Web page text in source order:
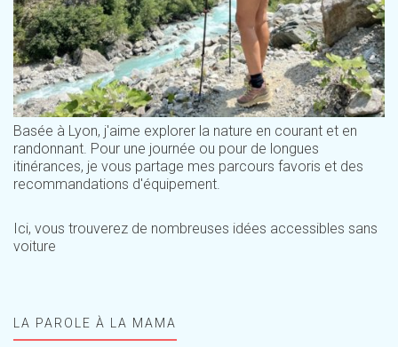
Basée à Lyon, j'aime explorer la nature en courant et en
randonnant. Pour une journée ou pour de longues
itinérances, je vous partage mes parcours favoris et des
recommandations d'équipement.
Ici, vous trouverez de nombreuses idées accessibles sans
voiture
LA PAROLE À LA MAMA